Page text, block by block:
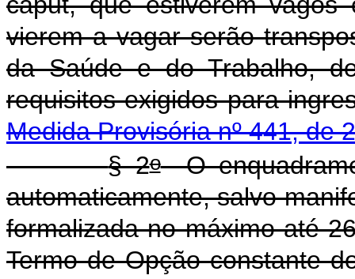
vierem a vagar serão
da Saúde e do Trabalho,
requisitos
Medida Provisória nº 441, de
§ 2oO
automaticamente, salvo
formalizada no máximo até
Termo de Opção constante